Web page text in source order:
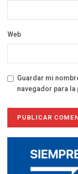
Web
Guardar mi
navegador para